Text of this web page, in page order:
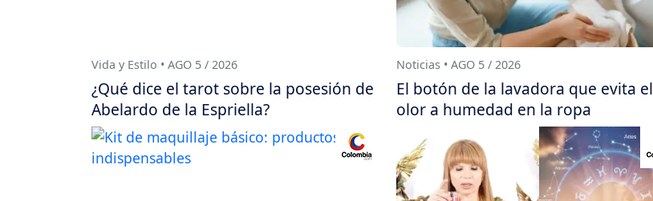
Vida y Estilo • AGO 5 / 2026
¿Qué dice el tarot sobre la posesión de
Abelardo de la Espriella?
Noticias • AGO 5 / 2026
El botón de la lavadora que evita el
olor a humedad en la ropa